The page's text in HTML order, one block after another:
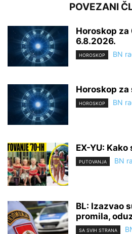
POVEZANI
Horoskop za
6.8.2026.
HOROSKOP BN
Horoskop
HOROSKOP BN
EX-YU:
PUTOVANJA BN
BL: Izazvao
promila,
SA SVIH STRANA